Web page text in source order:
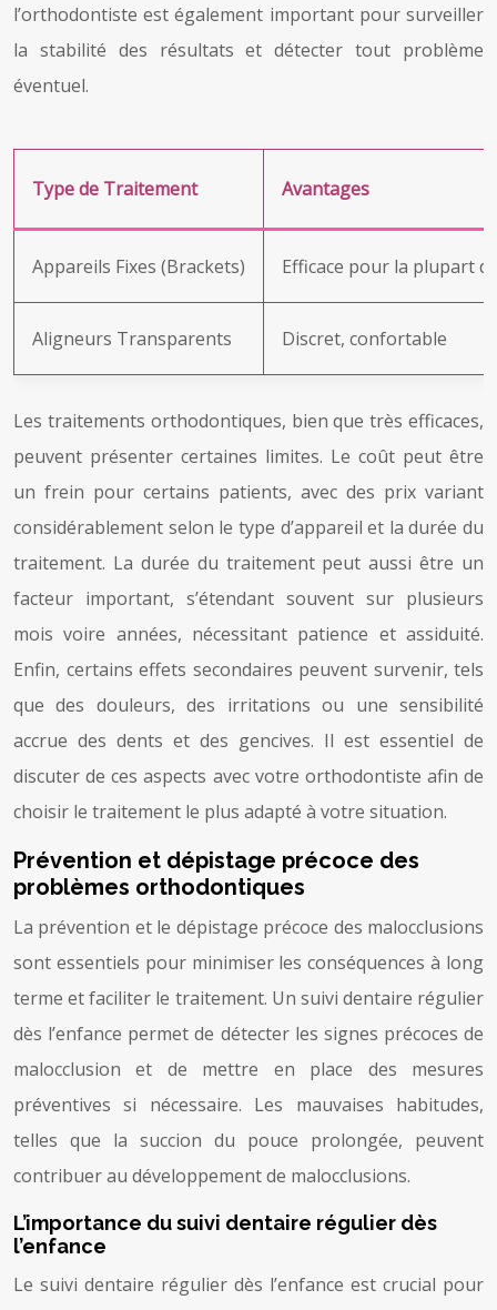
l’orthodontiste est également important pour surveiller
la stabilité des résultats et détecter tout problème
éventuel.
Type de Traitement Avantages
Appareils Fixes (Brackets) Efficace pour la plupart
Aligneurs Transparents Discret, confortable
Les traitements orthodontiques, bien que très efficaces,
peuvent présenter certaines limites. Le coût peut être
un frein pour certains patients, avec des prix variant
considérablement selon le type d’appareil et la durée du
traitement. La durée du traitement peut aussi être un
facteur important, s’étendant souvent sur plusieurs
mois voire années, nécessitant patience et assiduité.
Enfin, certains effets secondaires peuvent survenir, tels
que des douleurs, des irritations ou une sensibilité
accrue des dents et des gencives. Il est essentiel de
discuter de ces aspects avec votre orthodontiste afin de
choisir le traitement le plus adapté à votre situation.
Prévention et dépistage précoce des
problèmes orthodontiques
La prévention et le dépistage précoce des malocclusions
sont essentiels pour minimiser les conséquences à long
terme et faciliter le traitement. Un suivi dentaire régulier
dès l’enfance permet de détecter les signes précoces de
malocclusion et de mettre en place des mesures
préventives si nécessaire. Les mauvaises habitudes,
telles que la succion du pouce prolongée, peuvent
contribuer au développement de malocclusions.
L’importance du suivi dentaire régulier dès
l’enfance
Le suivi dentaire régulier dès l’enfance est crucial pour